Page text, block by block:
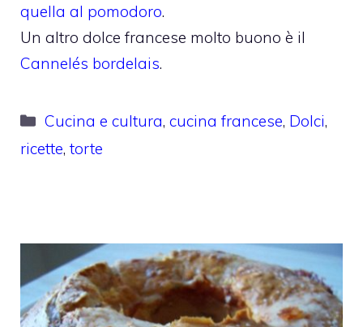
quella al pomodoro.
Un altro dolce francese molto buono è il
Cannelés bordelais.
Categorie
Cucina e cultura,cucina francese, Dolci,
ricette, torte